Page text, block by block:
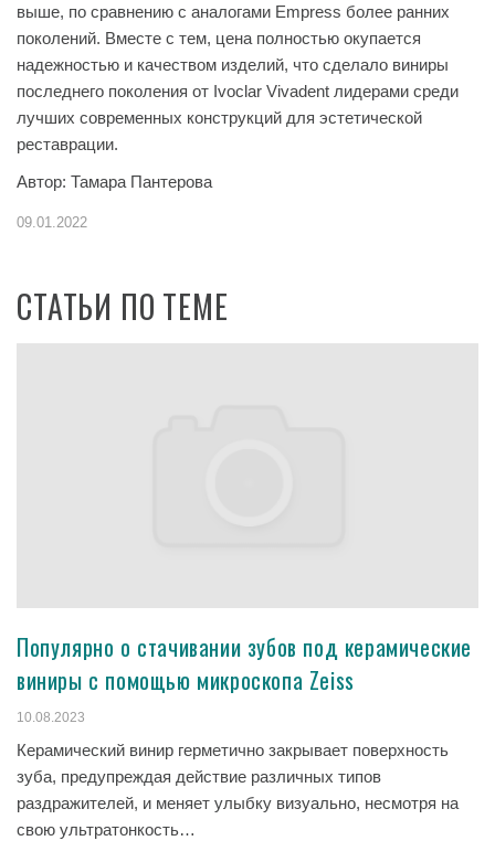
выше, по сравнению с аналогами Empress более ранних
поколений. Вместе с тем, цена полностью окупается
надежностью и качеством изделий, что сделало виниры
последнего поколения от Ivoclar Vivadent лидерами среди
лучших современных конструкций для эстетической
реставрации.
Автор: Тамара Пантерова
09.01.2022
СТАТЬИ ПО ТЕМЕ
Популярно о стачивании зубов под керамические
виниры с помощью микроскопа Zeiss
10.08.2023
Керамический винир герметично закрывает поверхность
зуба, предупреждая действие различных типов
раздражителей, и меняет улыбку визуально, несмотря на
свою ультратонкость…